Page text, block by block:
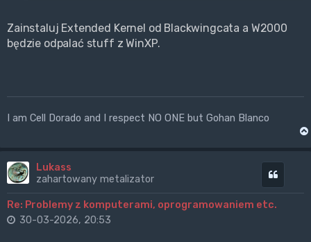
Zainstaluj Extended Kernel od Blackwingcata a W2000
będzie odpalać stuff z WinXP.
I am Cell Dorado and I respect NO ONE but Gohan Blanco
Lukass
zahartowany metalizator
Re: Problemy z komputerami, oprogramowaniem etc.
30-03-2026, 20:53